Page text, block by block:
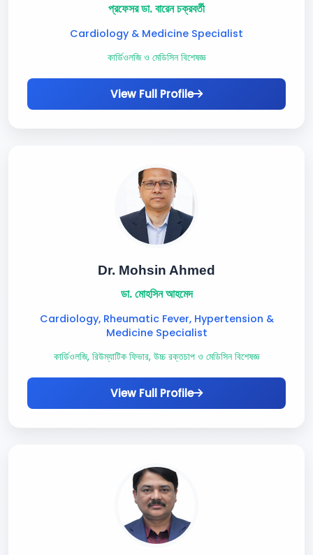
প্রফেসর ডা. বারেন চক্রবর্তী
Cardiology & Medicine Specialist
কার্ডিওলজি ও মেডিসিন বিশেষজ্ঞ
View Full Profile
Dr. Mohsin Ahmed
ডা. মোহসিন আহমেদ
Cardiology, Rheumatic Fever, Hypertension &
Medicine Specialist
কার্ডিওলজি, রিউম্যাটিক ফিভার, উচ্চ রক্তচাপ ও মেডিসিন বিশেষজ্ঞ
View Full Profile